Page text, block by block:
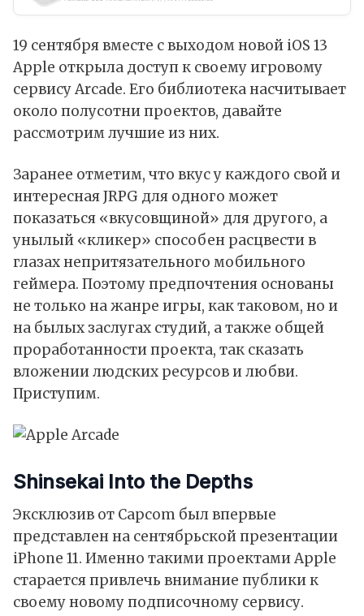
19 сентября вместе с выходом новой iOS 13
Apple открыла доступ к своему игровому
сервису Arcade. Его библиотека насчитывает
около полусотни проектов, давайте
рассмотрим лучшие из них.
Заранее отметим, что вкус у каждого свой и
интересная JRPG для одного может
показаться «вкусовщиной» для другого, а
унылый «кликер» способен расцвести в
глазах непритязательного мобильного
геймера. Поэтому предпочтения основаны
не только на жанре игры, как таковом, но и
на былых заслугах студий, а также общей
проработанности проекта, так сказать
вложении людских ресурсов и любви.
Приступим.
Shinsekai Into the Depths
Эксклюзив от Capcom был впервые
представлен на сентябрьской презентации
iPhone 11. Именно такими проектами Apple
старается привлечь внимание публики к
своему новому подписочному сервису.